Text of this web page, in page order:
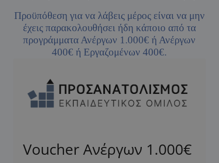
Προϋπόθεση για να λάβεις μέρος είναι να μην
έχεις παρακολουθήσει ήδη κάποιο από τα
προγράμματα Ανέργων 1.000€ ή Ανέργων
400€ ή Εργαζομένων 400€.
Voucher Ανέργων 1.000€